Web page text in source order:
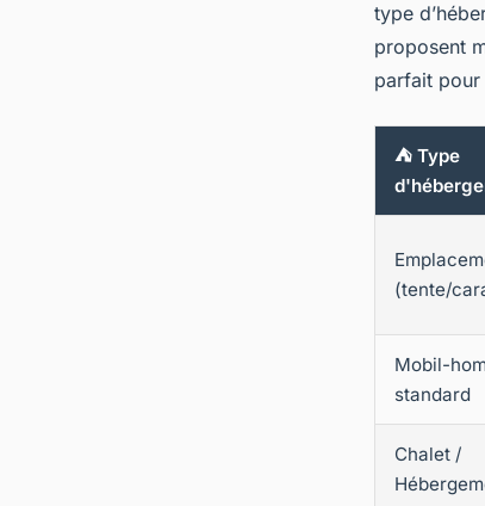
type
proposent
parfait pour
⛺ Type
(tente/
Mobil-
standard
Chalet /